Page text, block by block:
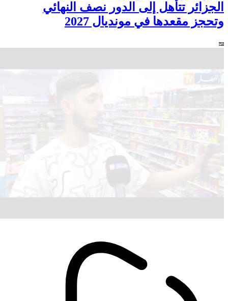
كاس إفريقيا للأمم سيدات 2026 ؛
الجزائر تتأهل إلى الدور نصف النهائي